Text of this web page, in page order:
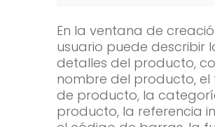
En la ventana de
usuario puede describir
detalles del producto,
nombre del producto, el
de producto, la
producto, la referencia